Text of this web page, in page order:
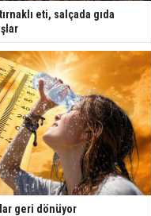
eti, salçada gıda
geri dönüyor